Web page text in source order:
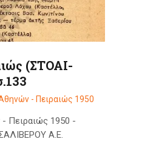
(ΣΤΟΑΙ-
- Πειραιώς 1950
Πειραιώς 1950 -
Α.Ε.